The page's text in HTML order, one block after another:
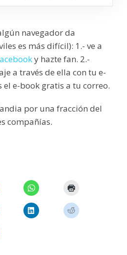
navegador da
es más difícil): 1.- ve a
y hazte fan. 2.-
a través de ella con tu e-
e-book gratis a tu correo.
por una fracción del
compañías.